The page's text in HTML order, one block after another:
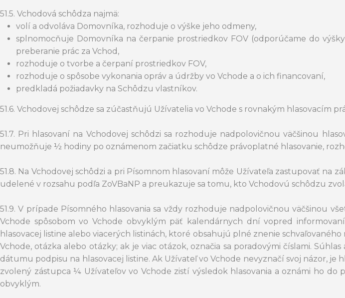
51.5. Vchodová schôdza najmä:
volí a odvoláva Domovníka, rozhoduje o výške jeho odmeny,
splnomocňuje Domovníka na čerpanie prostriedkov FOV (odporúčame do
preberanie prác za Vchod,
rozhoduje o tvorbe a čerpaní prostriedkov FOV,
rozhoduje o spôsobe vykonania opráv a údržby vo Vchode a o ich financovaní,
predkladá požiadavky na Schôdzu vlastníkov.
51.6. Vchodovej schôdze sa zúčastňujú Užívatelia vo Vchode s rovnakým hlasovacím
51.7. Pri hlasovaní na Vchodovej schôdzi sa rozhoduje nadpolovičnou väčšinou
neumožňuje ½ hodiny po oznámenom začiatku schôdze právoplatné hlasovanie,
51.8. Na Vchodovej schôdzi a pri Písomnom hlasovaní môže Užívateľa zastupovať
udelené v rozsahu podľa ZoVBaNP a preukazuje sa tomu, kto Vchodovú schôdzu
51.9. V prípade Písomného hlasovania sa vždy rozhoduje nadpolovičnou väčšinou
Vchode spôsobom vo Vchode obvyklým päť kalendárnych dní vopred
hlasovacej listine alebo viacerých listinách, ktoré obsahujú plné znenie
Vchode, otázka alebo otázky; ak je viac otázok, označia sa poradovými číslami.
dátumu podpisu na hlasovacej listine. Ak Užívateľ vo Vchode nevyznačí svoj názor,
zvolený zástupca ¼ Užívateľov vo Vchode zistí výsledok hlasovania a oznámi ho
obvyklým.